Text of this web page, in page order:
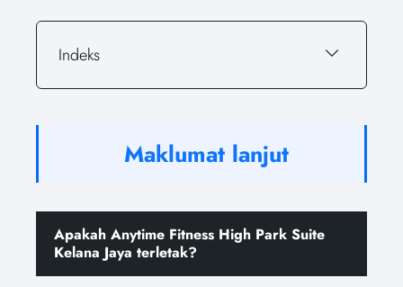
Indeks
Maklumat lanjut
Apakah Anytime Fitness High Park Suite
Kelana Jaya terletak?